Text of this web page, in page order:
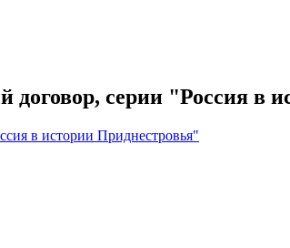
договор, серии "Россия в